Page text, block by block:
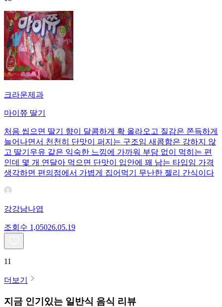
크라운제과
마이쮸 딸기
처음 씹으면 딸기 향이 달콤하게 확 올라오고 질감은 쫀득하게
늘어나면서 천천히 단맛이 퍼지는 구조임 새콤함은 강하지 않
고 딸기우유 같은 익숙한 느낌에 가까워 부담 없이 먹히는 편
인데 몇 개 연달아 먹으면 단맛이 입안에 꽤 남는 타입임 가격
생각하면 편의점에서 가볍게 집어먹기 무난한 젤리 간식이다
강강남나엽
조회수 1,05026.05.19
11
더보기
지금 인기있는 일반식 음식 리뷰